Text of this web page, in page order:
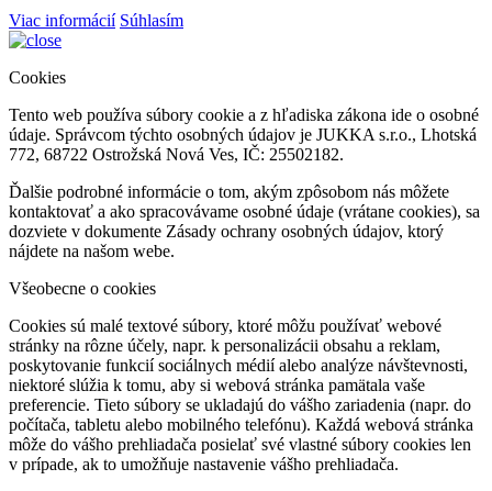
Viac informácií Súhlasím
Cookies
Tento web používa súbory cookie a z hľadiska zákona ide o osobné
údaje. Správcom týchto osobných údajov je JUKKA s.r.o., Lhotská
772, 68722 Ostrožská Nová Ves, IČ: 25502182.
Ďalšie podrobné informácie o tom, akým zpôsobom nás môžete
kontaktovať a ako spracovávame osobné údaje (vrátane cookies), sa
dozviete v dokumente Zásady ochrany osobných údajov, ktorý
nájdete na našom webe.
Všeobecne o cookies
Cookies sú malé textové súbory, ktoré môžu používať webové
stránky na rôzne účely, napr. k personalizácii obsahu a reklam,
poskytovanie funkcií sociálnych médií alebo analýze návštevnosti,
niektoré slúžia k tomu, aby si webová stránka pamätala vaše
preferencie. Tieto súbory se ukladajú do vášho zariadenia (napr. do
počítača, tabletu alebo mobilného telefónu). Každá webová stránka
môže do vášho prehliadača posielať své vlastné súbory cookies len
v prípade, ak to umožňuje nastavenie vášho prehliadača.